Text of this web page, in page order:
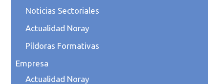
Noticias Sectoriales
Actualidad Noray
Píldoras Formativas
Empresa
Actualidad Noray